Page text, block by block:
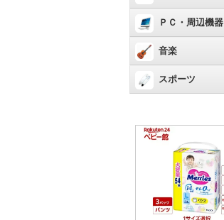
ＰＣ・周辺機器
音楽
スポーツ